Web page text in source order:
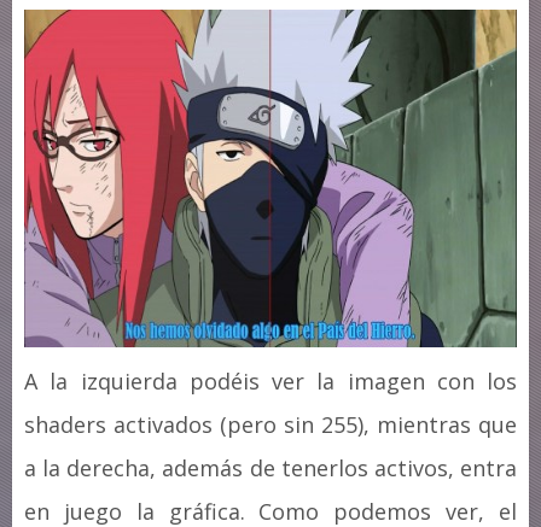
A la izquierda podéis ver la imagen con los
shaders activados (pero sin 255), mientras que
a la derecha, además de tenerlos activos, entra
en juego la gráfica. Como podemos ver, el